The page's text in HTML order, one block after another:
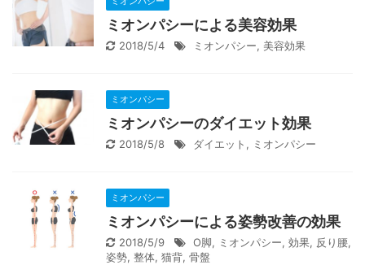
ミオンパシーによる美容効果
2018/5/4 ミオンパシー, 美容効果
ミオンパシー
ミオンパシーのダイエット効果
2018/5/8 ダイエット , ミオンパシー
ミオンパシー
ミオンパシーによる姿勢改善の効果
2018/5/9 O脚, ミオンパシー, 効果, 反り腰,
姿勢, 整体, 猫背, 骨盤